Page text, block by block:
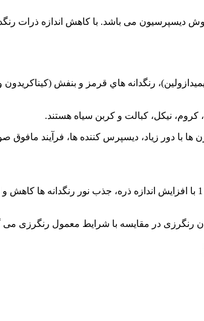
و روش ديسپرسيون می باشد. با كاهش اندازه ذرات
رنگدانه هاي قرمز و بنفش (كيناكريدون
كروم، نيكل، كبالت و كربن سياه هستند.
مورفولوژی و شكل ذرات رنگدانه نيز بر نحوه رسوب و انباشتگي و نفوذپذيری رنگدانه در الياف مؤثر می باشد. طبق شكل 1 با